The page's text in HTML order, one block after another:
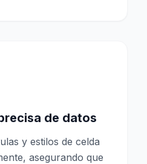
de datos
y estilos de celda
asegurando que